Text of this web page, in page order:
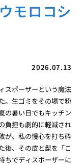
モロコシ
2026.07.13
スポーザーという魔法
。生ゴミをその場で粉
の暑い日でもキッチン
負担も劇的に軽減され
が、私の慢心を打ち砕
後、その皮と髭を「こ
ちでディスポーザーに